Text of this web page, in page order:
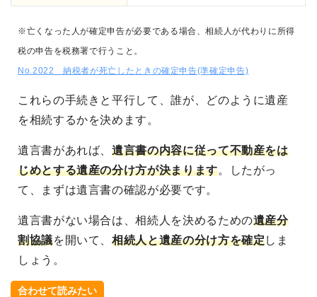
※亡くなった人が確定申告が必要である場合、相続人が代わりに所得
税の申告を税務署で行うこと。
No.2022 納税者が死亡したときの確定申告(準確定申告)
これらの手続きと平行して、誰が、どのように遺産
を相続するかを決めます。
遺言書があれば、遺言書の内容に従って不動産をは
じめとする遺産の分け方が決まります。したがっ
て、まずは遺言書の確認が必要です。
遺言書がない場合は、相続人を決めるための遺産分
割協議を開いて、相続人と遺産の分け方を確定しま
しょう。
合わせて読みたい